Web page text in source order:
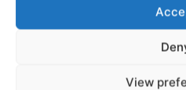
View
essere puliti almeno una
essere necessario pulirli
Inoltre, è importante